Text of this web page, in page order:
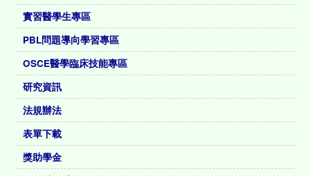
實習醫學生專區
PBL問題導向學習專區
OSCE醫學臨床技能專區
研究資訊
法規辦法
表單下載
獎助學金